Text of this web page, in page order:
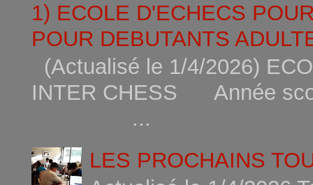
1) ECOLE D'ECHECS
POUR DEBUTANTS
(Actualisé le 1/4/2026)
INTER CHESS Année
...
LES PROCHAINS